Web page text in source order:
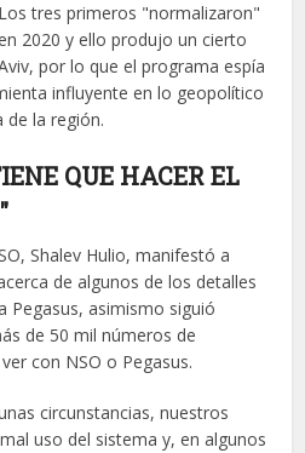
tres primeros "normalizaron"
2020 y ello produjo un cierto
por lo que el programa espía
influyente en lo geopolítico
de la región.
QUE HACER EL
Shalev Hulio, manifestó a
de algunos de los detalles
Pegasus, asimismo siguió
de 50 mil números de
con NSO o Pegasus.
circunstancias, nuestros
uso del sistema y, en algunos